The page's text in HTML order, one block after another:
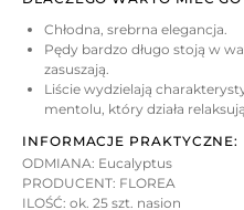
Chłodna, srebrna elegancja.
Pędy bardzo długo stoją w
zasuszają.
Liście wydzielają
mentolu, który działa
INFORMACJE PRAKTYCZNE:
ODMIANA: Eucalyptus
PRODUCENT: FLOREA
ILOŚĆ: ok. 25 szt. nasion